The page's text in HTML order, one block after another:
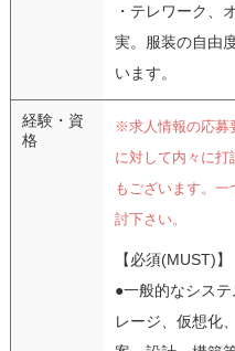
・テレワーク、
実。服装の自由
います。
経験・資
格
※求人情報の応募
に対して内々に打
もございます。
討下さい。
【必須(MUST)】
●一般的なシス
レージ、仮想化